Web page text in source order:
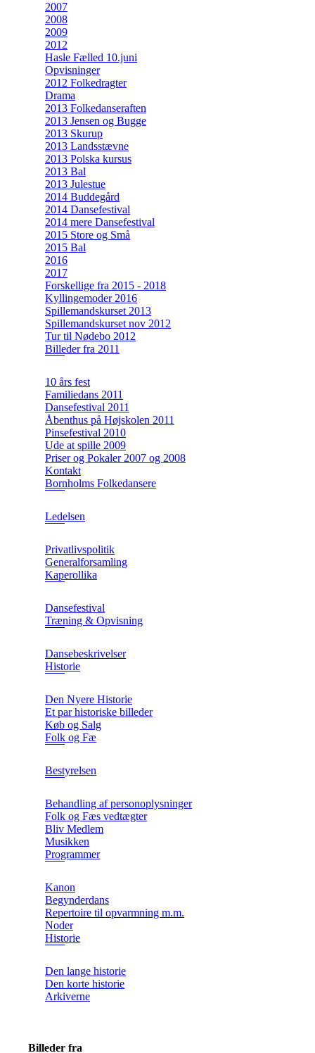
2007
2008
2009
2012
Hasle Fælled 10.juni
Opvisninger
2012 Folkedragter
Drama
2013 Folkedanseraften
2013 Jensen og Bugge
2013 Skurup
2013 Landsstævne
2013 Polska kursus
2013 Bal
2013 Julestue
2014 Buddegård
2014 Dansefestival
2014 mere Dansefestival
2015 Store og Små
2015 Bal
2016
2017
Forskellige fra 2015 - 2018
Kyllingemoder 2016
Spillemandskurset 2013
Spillemandskurset nov 2012
Tur til Nødebo 2012
Billeder fra 2011
10 års fest
Familiedans 2011
Dansefestival 2011
Åbenthus på Højskolen 2011
Pinsefestival 2010
Ude at spille 2009
Priser og Pokaler 2007 og 2008
Kontakt
Bornholms Folkedansere
Ledelsen
Privatlivspolitik
Generalforsamling
Kaperollika
Dansefestival
Træning & Opvisning
Dansebeskrivelser
Historie
Den Nyere Historie
Et par historiske billeder
Køb og Salg
Folk og Fæ
Bestyrelsen
Behandling af personoplysninger
Folk og Fæs vedtægter
Bliv Medlem
Musikken
Programmer
Kanon
Begynderdans
Repertoire til opvarmning m.m.
Noder
Historie
Den lange historie
Den korte historie
Arkiverne
Billeder fra